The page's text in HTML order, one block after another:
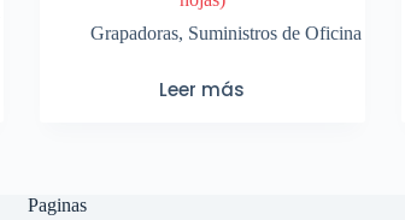
Grapadoras, Suministros de Oficina
Leer más
Paginas